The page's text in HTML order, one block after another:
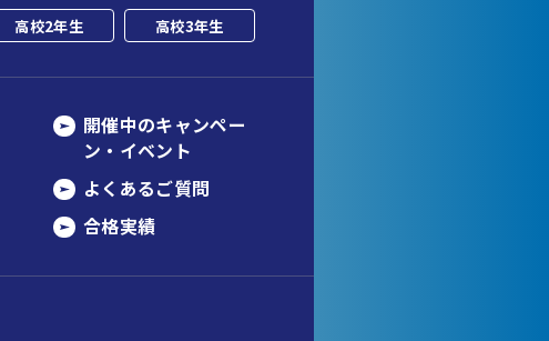
高校2年生 高校3年生
開催中のキャンペー
ン・イベント
よくあるご質問
合格実績